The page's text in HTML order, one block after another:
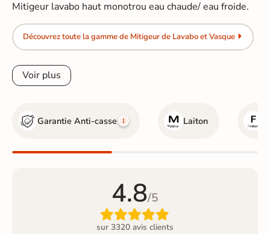
Mitigeur lavabo haut monotrou eau chaude/ eau froide.
Découvrez toute la gamme de Mitigeur de Lavabo et Vasque
Voir plus
Garantie Anti-casse Laiton
4.8/5

sur 3320 avis clients